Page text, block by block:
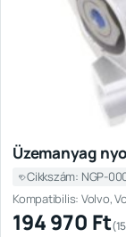
Üzemanyag
Cikkszám: NGP-
Kompatibilis: Volvo,
194 970 Ft(